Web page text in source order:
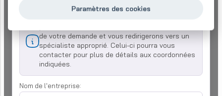
Paramètres des cookies
de votre demande et vous redirigerons vers un
spécialiste approprié. Celui-ci pourra vous
contacter pour plus de détails aux coordonnées
indiquées.
Nom de l'entreprise: